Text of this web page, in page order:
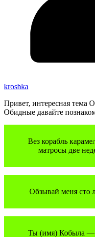
kroshka
Привет, интересная тема
Обидные давайте
Вез корабль
матросы две
Обзывай меня сто
Ты (имя) Кобыла —